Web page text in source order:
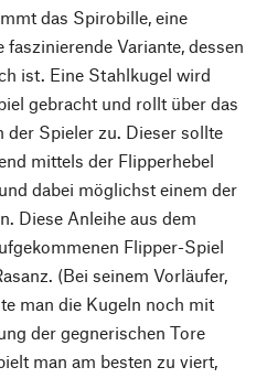
das Spirobille, eine
Variante, dessen
ist. Eine Stahlkugel wird
gebracht und rollt über das
der Spieler zu. Dieser sollte
mittels der Flipperhebel
dabei möglichst einem der
Diese Anleihe aus dem
Flipper-Spiel
(Bei seinem Vorläufer,
man die Kugeln noch mit
der gegnerischen Tore
man am besten zu viert,